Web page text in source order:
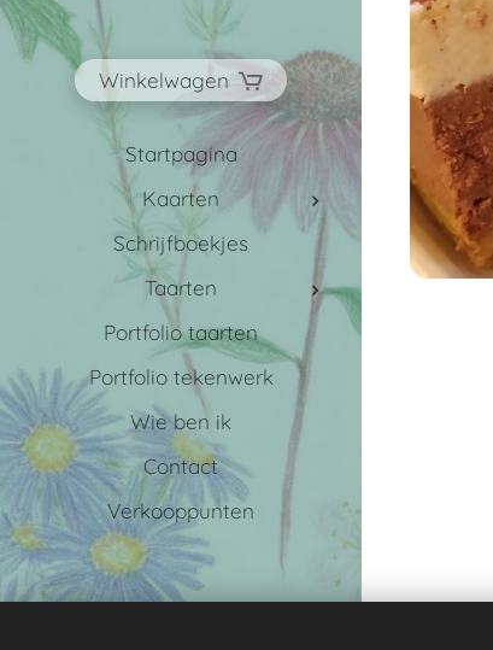
Winkelwagen
Startpagina
Kaarten
Schrijfboekjes
Taarten
Portfolio taarten
Portfolio tekenwerk
Wie ben ik
Contact
Verkooppunten